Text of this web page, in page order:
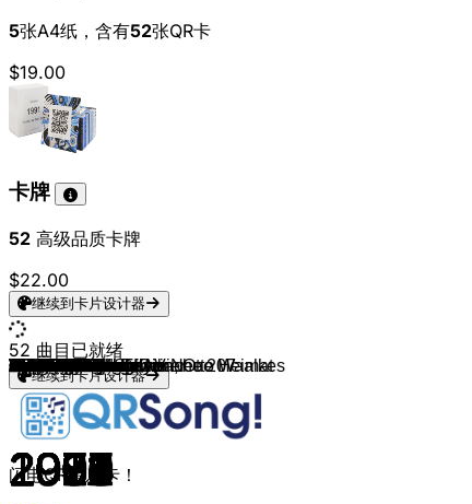
5张A4纸，含有52张QR卡
$19.00
卡牌
52 高级品质卡牌
$22.00
继续到卡片设计器
Vicky Leandros
1974
Udo Jürgens
1974
Jürgen Drews
1976
Gitti & Erika
1977
Peter Maffay
1979
Dschinghis Khan
1979
Roland Kaiser
1980
Peter Schilling
1982
Markus
1982
Nena
1983
Falco
1984
Purple Schulz & Die Neue Heimat
1983
Trio
1981
Herbert Grönemeyer
1988
Udo Lindenberg
1986
Die Ärzte
1985
Matthias Reim
1990
Hape Kerkeling
1991
Westernhagen
1989
Die Fantastischen Vier
1992
Pur
1995
Echt
1999
Blümchen
1995
Xavier Naidoo
1999
DJ Ötzi
2000
Die Prinzen
2001
Rosenstolz
2008
Wir sind Helden
2003
Juli
2004
Tokio Hotel
2005
Sportfreunde Stiller
2006
Herbert Grönemeyer
2007
Ich + Ich, Adel Tawil
2008
Culcha Candela
2009
Unheilig
2010
Tim Bendzko
2011
CRO
2011
Peter Fox
2008
Helene Fischer
2013
Andreas Bourani
2014
Max Giesinger
2016
Mark Forster
2016
Bausa
2017
Apache 207
2019
Rammstein
2019
Nina Chuba
2022
Udo Lindenberg, Apache 207
2023
Ski Aggu, Joost Klein, Otto Waalkes
2023
Oimara
2024
Die Toten Hosen
1996
Sabrina Setlur
1997
DJ Robin
2022
52 曲目已就绪
继续到卡片设计器
闪电QR音乐卡！